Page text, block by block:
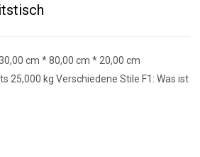
cm * 80,00 cm * 20,00 cm
25,000 kg Verschiedene Stile F1: Was ist